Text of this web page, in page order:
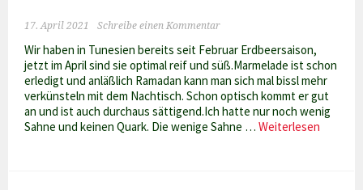
17. April 2021 Schreibe einen Kommentar
Wir haben in Tunesien bereits seit Februar Erdbeersaison,
jetzt im April sind sie optimal reif und süß.Marmelade ist schon
erledigt und anläßlich Ramadan kann man sich mal bissl mehr
verkünsteln mit dem Nachtisch. Schon optisch kommt er gut
an und ist auch durchaus sättigend.Ich hatte nur noch wenig
Sahne und keinen Quark. Die wenige Sahne …Weiterlesen